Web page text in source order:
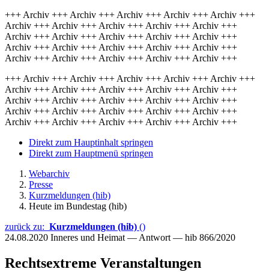
+++ Archiv +++ Archiv +++ Archiv +++ Archiv +++ Archiv +++
Archiv +++ Archiv +++ Archiv +++ Archiv +++ Archiv +++
Archiv +++ Archiv +++ Archiv +++ Archiv +++ Archiv +++
Archiv +++ Archiv +++ Archiv +++ Archiv +++ Archiv +++
Archiv +++ Archiv +++ Archiv +++ Archiv +++ Archiv +++
+++ Archiv +++ Archiv +++ Archiv +++ Archiv +++ Archiv +++
Archiv +++ Archiv +++ Archiv +++ Archiv +++ Archiv +++
Archiv +++ Archiv +++ Archiv +++ Archiv +++ Archiv +++
Archiv +++ Archiv +++ Archiv +++ Archiv +++ Archiv +++
Archiv +++ Archiv +++ Archiv +++ Archiv +++ Archiv +++
Direkt zum Hauptinhalt springen
Direkt zum Hauptmenü springen
Webarchiv
Presse
Kurzmeldungen (hib)
Heute im Bundestag (hib)
zurück zu: Kurzmeldungen (hib) ()
24.08.2020 Inneres und Heimat — Antwort — hib 866/2020
Rechtsextreme Veranstaltungen